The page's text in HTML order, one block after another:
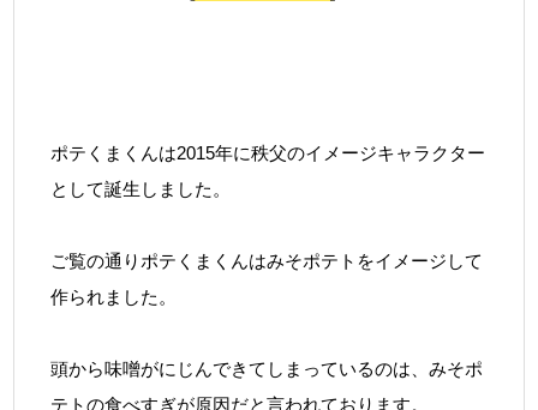
ポテくまくんは2015年に秩父のイメージキャラクター
として誕生しました。
ご覧の通りポテくまくんはみそポテトをイメージして
作られました。
頭から味噌がにじんできてしまっているのは、みそポ
テトの食べすぎが原因だと言われております。